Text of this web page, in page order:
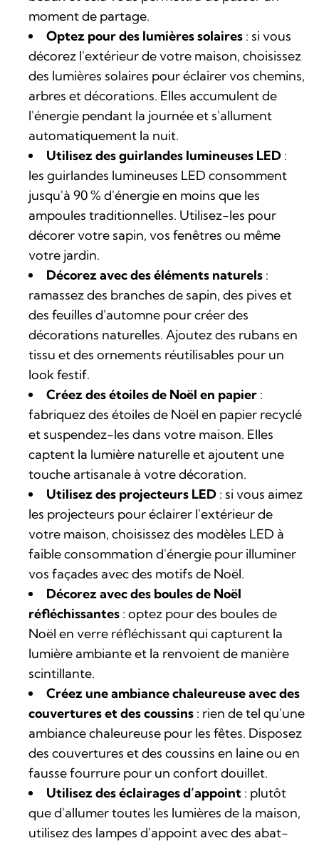
moment de partage.
Optez pour des lumières solaires : si vous
décorez l'extérieur de votre maison, choisissez
des lumières solaires pour éclairer vos chemins,
arbres et décorations. Elles accumulent de
l'énergie pendant la journée et s'allument
automatiquement la nuit.
Utilisez des guirlandes lumineuses LED :
les guirlandes lumineuses LED consomment
jusqu'à 90 % d'énergie en moins que les
ampoules traditionnelles. Utilisez-les pour
décorer votre sapin, vos fenêtres ou même
votre jardin.
Décorez avec des éléments naturels :
ramassez des branches de sapin, des pives et
des feuilles d'automne pour créer des
décorations naturelles. Ajoutez des rubans en
tissu et des ornements réutilisables pour un
look festif.
Créez des étoiles de Noël en papier :
fabriquez des étoiles de Noël en papier recyclé
et suspendez-les dans votre maison. Elles
captent la lumière naturelle et ajoutent une
touche artisanale à votre décoration.
Utilisez des projecteurs LED : si vous aimez
les projecteurs pour éclairer l'extérieur de
votre maison, choisissez des modèles LED à
faible consommation d'énergie pour illuminer
vos façades avec des motifs de Noël.
Décorez avec des boules de Noël
réfléchissantes : optez pour des boules de
Noël en verre réfléchissant qui capturent la
lumière ambiante et la renvoient de manière
scintillante.
Créez une ambiance chaleureuse avec des
couvertures et des coussins : rien de tel qu'une
ambiance chaleureuse pour les fêtes. Disposez
des couvertures et des coussins en laine ou en
fausse fourrure pour un confort douillet.
Utilisez des éclairages d’appoint : plutôt
que d'allumer toutes les lumières de la maison,
utilisez des lampes d'appoint avec des abat-